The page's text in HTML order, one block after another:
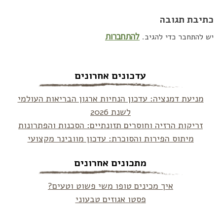
כתיבת תגובה
יש להתחבר כדי להגיב. להתחברות
עדכונים אחרונים
מניעת דמנציה: עדכון הנחיות ארגון הבריאות העולמי
לשנת 2026
זריקות הרזיה וחוסרים תזונתיים: הסכנות והפתרונות
מיתוס הפירות והסוכרת: עדכון מוובינר מקצועי
מתכונים אחרונים
איך מכינים טופו משי פשוט וטעים?
פסטו אגוזים טבעוני